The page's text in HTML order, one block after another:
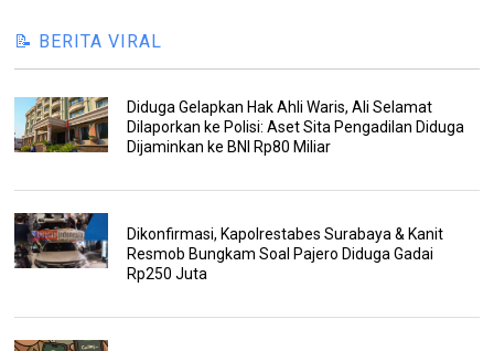
📝 BERITA VIRAL
Diduga Gelapkan Hak Ahli Waris, Ali Selamat
Dilaporkan ke Polisi: Aset Sita Pengadilan Diduga
Dijaminkan ke BNI Rp80 Miliar
Dikonfirmasi, Kapolrestabes Surabaya & Kanit
Resmob Bungkam Soal Pajero Diduga Gadai
Rp250 Juta